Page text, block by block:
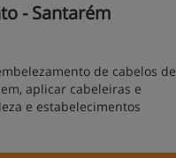
- Santarém
de cabelos de
aplicar cabeleiras e
e estabelecimentos